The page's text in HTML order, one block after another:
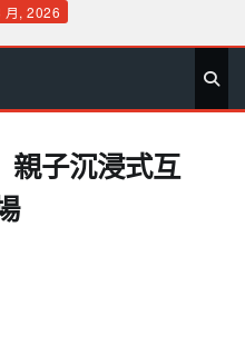
月, 2026
公 運 旅 政 地 專
親子沉浸式互